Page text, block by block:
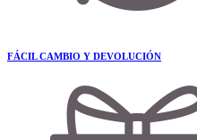
FÁCIL CAMBIO Y DEVOLUCIÓN